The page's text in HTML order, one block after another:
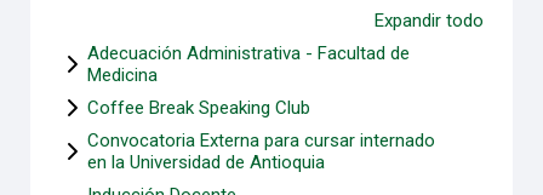
Expandir todo
Adecuación Administrativa - Facultad de
Medicina
Coffee Break Speaking Club
Convocatoria Externa para cursar internado
en la Universidad de Antioquia